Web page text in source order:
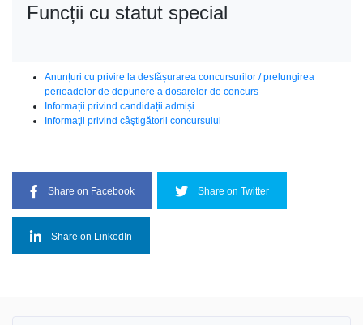
Funcții cu statut special
Anunțuri cu privire la desfășurarea concursurilor / prelungirea
perioadelor de depunere a dosarelor de concurs
Informații privind candidații admiși
Informaţii privind câştigătorii concursului
Share on Facebook Share on Twitter
Share on LinkedIn